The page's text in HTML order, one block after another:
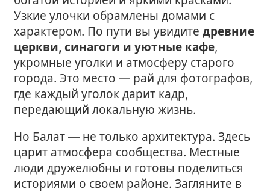
Узкие улочки обрамлены домами с
характером. По пути вы увидите древние
церкви, синагоги и уютные кафе,
укромные уголки и атмосферу старого
города. Это место — рай для фотографов,
где каждый уголок дарит кадр,
передающий локальную жизнь.
Но Балат — не только архитектура. Здесь
царит атмосфера сообщества. Местные
люди дружелюбны и готовы поделиться
историями о своем районе. Загляните в